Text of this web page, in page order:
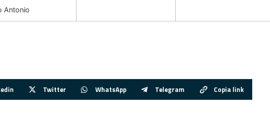
Antonio
Twitter WhatsApp Telegram Copia link